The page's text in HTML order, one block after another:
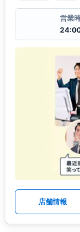
営業
店舗情報